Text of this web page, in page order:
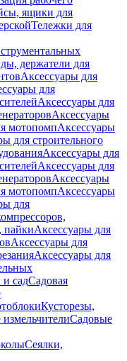
ящики для
Тележки для
держатели для
Аксессуары для
для
Аксессуары для
Аксессуары
мотопомпАксессуары
для строительного
Аксессуары для
Аксессуары для
Аксессуары
мотопомпАксессуары
для
пайкиАксессуары для
Аксессуары для
Аксессуары для
садСадовая
Кусторезы,
Садовые
Сеялки,